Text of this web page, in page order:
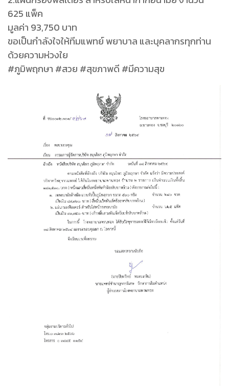
625 แพ็ค
มูลค่า 93,750 บาท
ขอเป็นกำลังใจให้ทีมแพทย์ พยาบาล และบุคลากรทุกท่าน
ด้วยความห่วงใย
#ภูมิพฤกษา #สวย #สุขภาพดี #มีความสุข